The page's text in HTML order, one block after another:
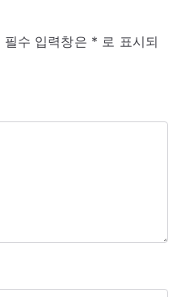
필수 입력창은 * 로 표시되